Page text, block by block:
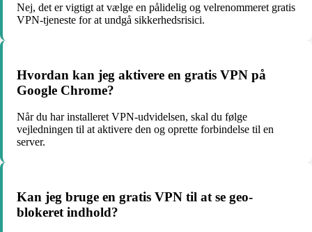
Nej, det er vigtigt at vælge en pålidelig og velrenommeret gratis
VPN-tjeneste for at undgå sikkerhedsrisici.
Hvordan kan jeg aktivere en gratis VPN på
Google Chrome?
Når du har installeret VPN-udvidelsen, skal du følge
vejledningen til at aktivere den og oprette forbindelse til en
server.
Kan jeg bruge en gratis VPN til at se geo-
blokeret indhold?